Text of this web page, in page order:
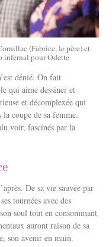
(Fabrice, le père) et
infernal pour Odette
dénié. On fait
qui aime dessiner et
et décomplexée qui
la coupe de sa femme.
voir, fascinés par la
De sa vie sauvée par
tournées avec des
soul tout en consommant
auront raison de sa
son avenir en main.